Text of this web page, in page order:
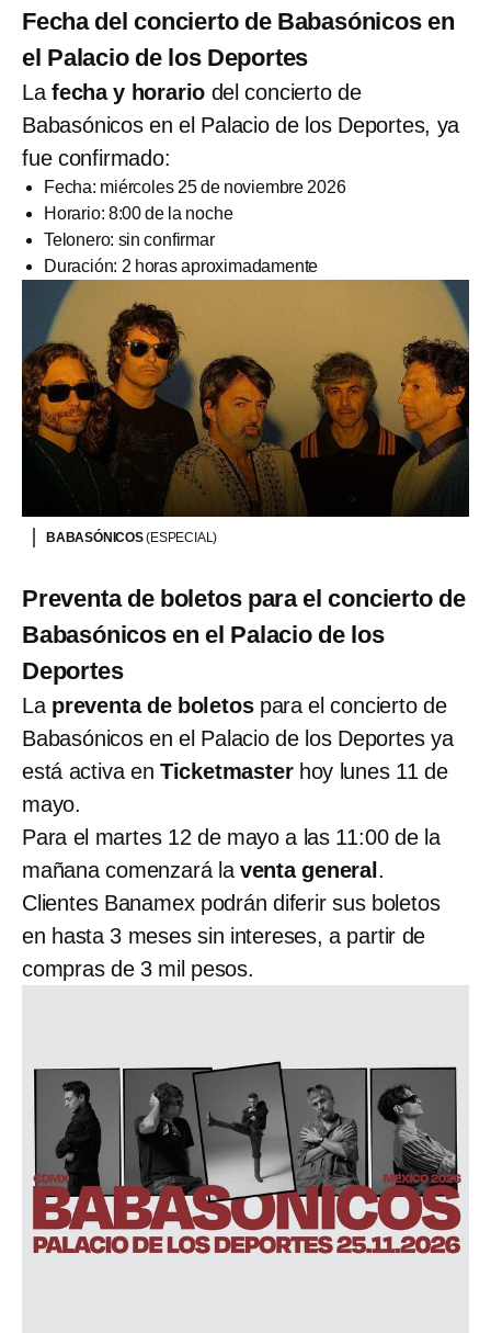
Fecha del concierto de Babasónicos en
el Palacio de los Deportes
La fecha y horario del concierto de
Babasónicos en el Palacio de los Deportes, ya
fue confirmado:
Fecha: miércoles 25 de noviembre 2026
Horario: 8:00 de la noche
Telonero: sin confirmar
Duración: 2 horas aproximadamente
BABASÓNICOS(ESPECIAL)
Preventa de boletos para el concierto de
Babasónicos en el Palacio de los
Deportes
La preventa de boletospara el concierto de
Babasónicos en el Palacio de los Deportes ya
está activa en Ticketmasterhoy lunes 11 de
mayo.
Para el martes 12 de mayo a las 11:00 de la
mañana comenzará laventa general .
Clientes Banamex podrán diferir sus boletos
en hasta 3 meses sin intereses, a partir de
compras de 3 mil pesos.